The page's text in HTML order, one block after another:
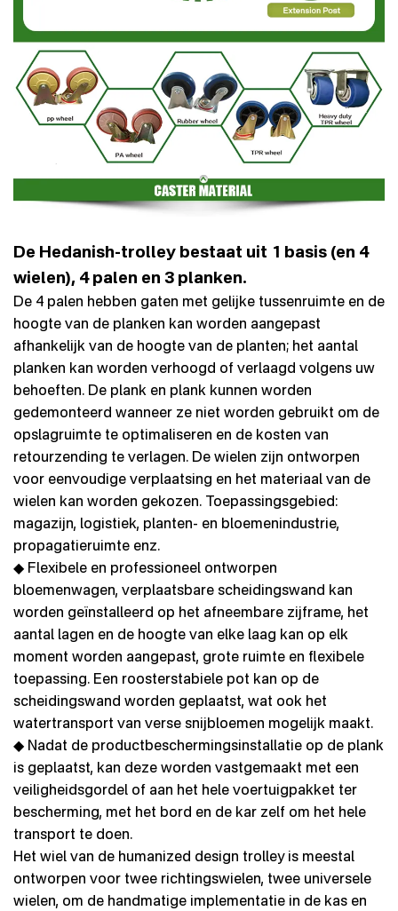
De Hedanish-trolley bestaat uit 1 basis (en 4
wielen), 4 palen en 3 planken.
De 4 palen hebben gaten met gelijke tussenruimte en de
hoogte van de planken kan worden aangepast
afhankelijk van de hoogte van de planten; het aantal
planken kan worden verhoogd of verlaagd volgens uw
behoeften. De plank en plank kunnen worden
gedemonteerd wanneer ze niet worden gebruikt om de
opslagruimte te optimaliseren en de kosten van
retourzending te verlagen. De wielen zijn ontworpen
voor eenvoudige verplaatsing en het materiaal van de
wielen kan worden gekozen. Toepassingsgebied:
magazijn, logistiek, planten- en bloemenindustrie,
propagatieruimte enz.
◆ Flexibele en professioneel ontworpen
bloemenwagen, verplaatsbare scheidingswand kan
worden geïnstalleerd op het afneembare zijframe, het
aantal lagen en de hoogte van elke laag kan op elk
moment worden aangepast, grote ruimte en flexibele
toepassing. Een roosterstabiele pot kan op de
scheidingswand worden geplaatst, wat ook het
watertransport van verse snijbloemen mogelijk maakt.
◆ Nadat de productbeschermingsinstallatie op de plank
is geplaatst, kan deze worden vastgemaakt met een
veiligheidsgordel of aan het hele voertuigpakket ter
bescherming, met het bord en de kar zelf om het hele
transport te doen.
Het wiel van de humanized design trolley is meestal
ontworpen voor twee richtingswielen, twee universele
wielen, om de handmatige implementatie in de kas en